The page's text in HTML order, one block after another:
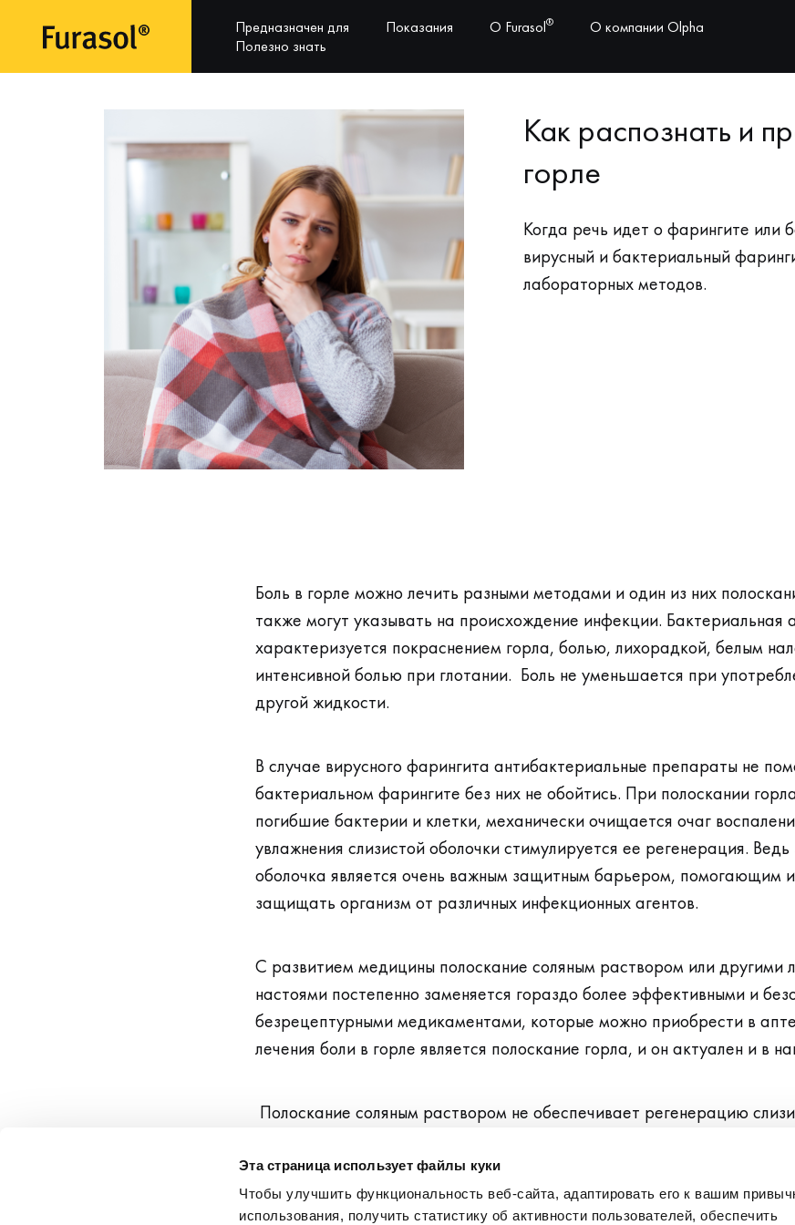
Эта страница использует файлы куки
Чтобы улучшить функциональность веб-сайта, адаптировать его к вашим
использования, получить статистику об активности пользователей, обеспечить
Предназначен для Показания О Furasol®
О компании Olpha
Полезно знать
Как распознать и
горле
Когда речь идет о фарингите или
вирусный и бактериальный
лабораторных методов.
Боль в горле можно лечить разными методами и один из них
также могут указывать на происхождение инфекции. Бактериальная
характеризуется покраснением горла, болью, лихорадкой, белым
интенсивной болью при глотании. Боль не уменьшается при
другой жидкости.
В случае вирусного фарингита антибактериальные препараты не
бактериальном фарингите без них не обойтись. При полоскании
погибшие бактерии и клетки, механически очищается очаг
увлажнения слизистой оболочки стимулируется ее регенерация.
оболочка является очень важным защитным барьером, помогающим
защищать организм от различных инфекционных агентов.
С развитием медицины полоскание соляным раствором или другими
настоями постепенно заменяется гораздо более эффективными и
безрецептурными медикаментами, которые можно приобрести в
лечения боли в горле является полоскание горла, и он актуален и в
Полоскание соляным раствором не обеспечивает регенерацию
С другой стороны, использование медикаментов, предназначенных